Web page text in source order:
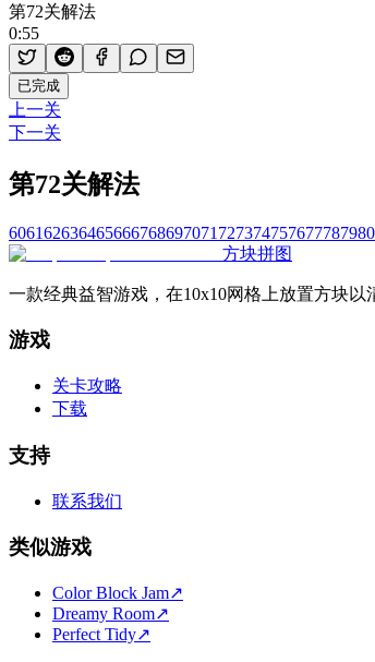
第72关解法
0:55
已完成
上一关
下一关
第72关解法
606162636465666768697071 727374757677787980
方块拼图
一款经典益智游戏，在10x10网格上放置方块
游戏
关卡攻略
下载
支持
联系我们
类似游戏
Color Block Jam↗️
Dreamy Room↗️
Perfect Tidy↗️